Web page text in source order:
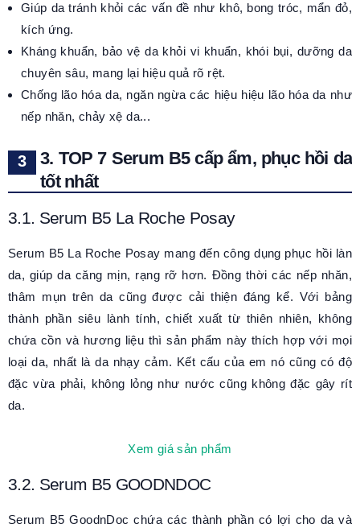
Giúp da tránh khỏi các vấn đề như khô, bong tróc, mẩn đỏ,
kích ứng.
Kháng khuẩn, bảo vệ da khỏi vi khuẩn, khói bụi, dưỡng da
chuyên sâu, mang lại hiệu quả rõ rệt.
Chống lão hóa da, ngăn ngừa các hiệu hiệu lão hóa da như
nếp nhăn, chảy xệ da...
3. TOP 7 Serum B5 cấp ẩm, phục hồi da
tốt nhất
3.1. Serum B5 La Roche Posay
Serum B5 La Roche Posay mang đến công dụng phục hồi làn
da, giúp da căng mịn, rạng rỡ hơn. Đồng thời các nếp nhăn,
thâm mụn trên da cũng được cải thiện đáng kể. Với bảng
thành phần siêu lành tính, chiết xuất từ thiên nhiên, không
chứa cồn và hương liệu thì sản phẩm này thích hợp với mọi
loại da, nhất là da nhạy cảm. Kết cấu của em nó cũng có độ
đặc vừa phải, không lỏng như nước cũng không đặc gây rít
da.
Xem giá sản phẩm
3.2. Serum B5 GOODNDOC
Serum B5 GoodnDoc chứa các thành phần có lợi cho da và